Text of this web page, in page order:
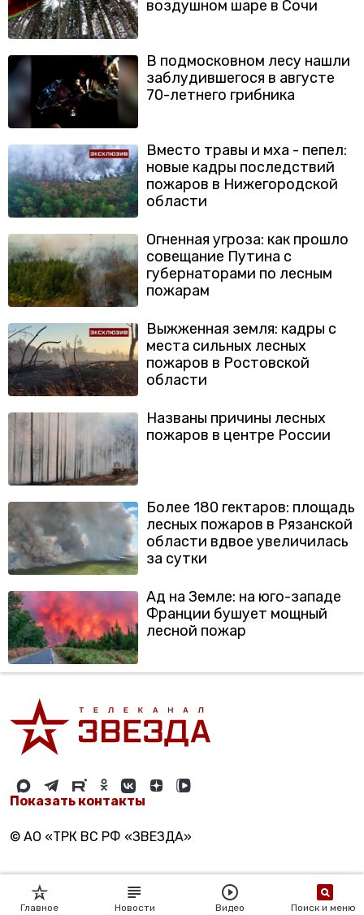
воздушном шаре в Сочи
В подмосковном лесу нашли
заблудившегося в августе
70-летнего грибника
Вместо травы и мха - пепел:
новые кадры последствий
пожаров в Нижегородской
области
Огненная угроза: как прошло
совещание Путина с
губернаторами по лесным
пожарам
Выжженная земля: кадры с
места сильных лесных
пожаров в Ростовской
области
Названы причины лесных
пожаров в центре России
Более 180 гектаров: площадь
лесных пожаров в Рязанской
области вдвое увеличилась
за сутки
Ад на Земле: на юго-западе
Франции бушует мощный
лесной пожар
Показать контакты
© АО «ТРК ВС РФ «ЗВЕЗДА»
Главное Новости Видео Поиск и меню